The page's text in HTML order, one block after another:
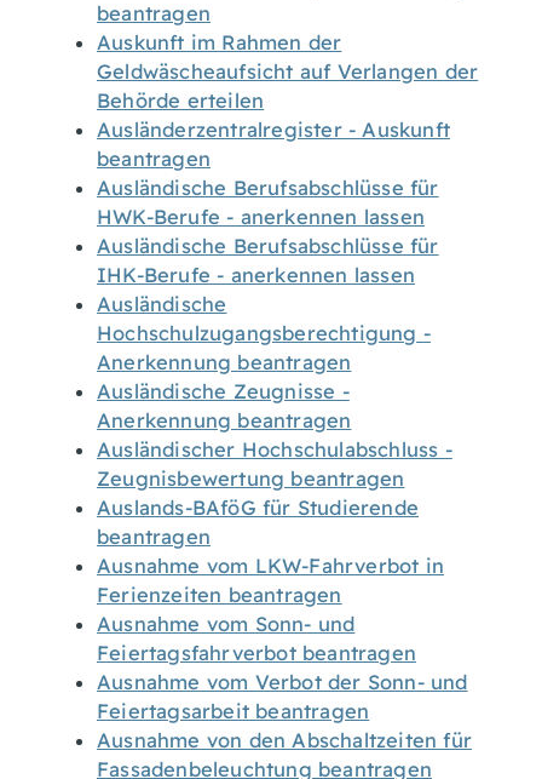
beantragen
Auskunft im Rahmen der
Geldwäscheaufsicht auf Verlangen der
Behörde erteilen
Ausländerzentralregister - Auskunft
beantragen
Ausländische Berufsabschlüsse für
HWK-Berufe - anerkennen lassen
Ausländische Berufsabschlüsse für
IHK-Berufe - anerkennen lassen
Ausländische
Hochschulzugangsberechtigung -
Anerkennung beantragen
Ausländische Zeugnisse -
Anerkennung beantragen
Ausländischer Hochschulabschluss -
Zeugnisbewertung beantragen
Auslands-BAföG für Studierende
beantragen
Ausnahme vom LKW-Fahrverbot in
Ferienzeiten beantragen
Ausnahme vom Sonn- und
Feiertagsfahrverbot beantragen
Ausnahme vom Verbot der Sonn- und
Feiertagsarbeit beantragen
Ausnahme von den Abschaltzeiten für
Fassadenbeleuchtung beantragen